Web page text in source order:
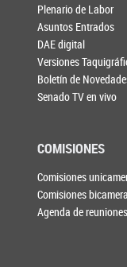
Plenario de Labor
Asuntos Entrados
DAE digital
Versiones
Boletín de
Senado TV en vivo
COMISIONES
Comisiones
Comisiones
Agenda de reuniones